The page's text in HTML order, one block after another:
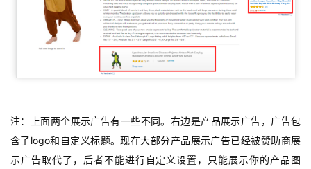
注：上面两个展示广告有一些不同。右边是产品展示广告，广告包
含了logo和自定义标题。现在大部分产品展示广告已经被赞助商展
示广告取代了，后者不能进行自定义设置，只能展示你的产品图